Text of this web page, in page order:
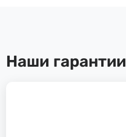
Наши гарантии